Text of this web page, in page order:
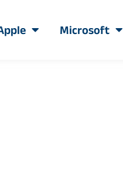
Microsoft